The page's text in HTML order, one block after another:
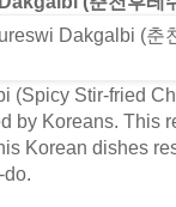
(Spicy Stir-fried
by Koreans. This
Korean dishes